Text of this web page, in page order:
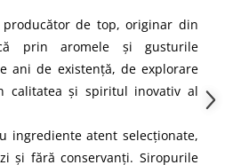
de top, originar din
prin aromele şi gusturile
ani de existenţă, de explorare
calitatea şi spiritul inovativ al
ingrediente atent selecţionate,
şi fără conservanţi. Siropurile